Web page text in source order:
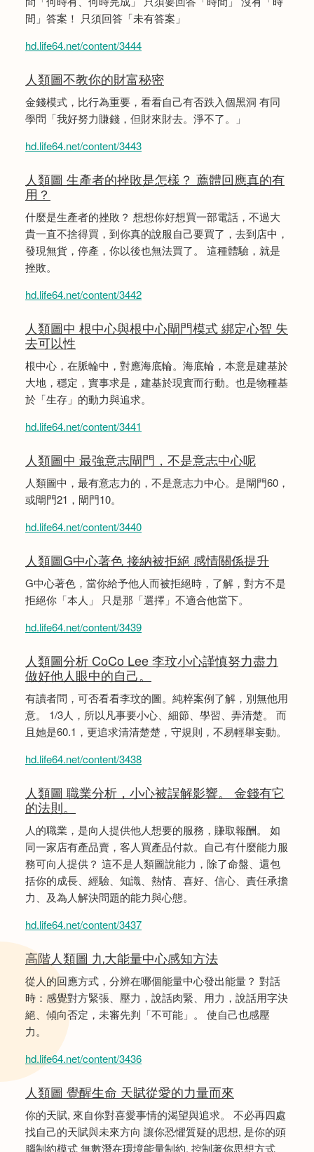
間」答案！ 只須回答「未有答案」
hd.life64.net/content/3444
人類圖不教你的財富秘密
金錢模式，比行為重要，看看自己有否跌入個黑洞 有同
學問「我好努力賺錢，但財來財去。淨不了。」
hd.life64.net/content/3443
人類圖 生產者的挫敗是怎樣？ 薦體回應真的有
用？
什麼是生產者的挫敗？ 想想你好想買一部電話，不過大
貴一直不捨得買，到你真的說服自己要買了，去到店中，
發現無貨，停產，你以後也無法買了。 這種體驗，就是
挫敗。
hd.life64.net/content/3442
人類圖中 根中心與根中心閘門模式 綁定心智 失
去可以性
根中心，在脈輪中，對應海底輪。海底輪，本意是建基於
大地，穩定，實事求是，建基於現實而行動。也是物種基
於「生存」的動力與追求。
hd.life64.net/content/3441
人類圖中 最強意志閘門，不是意志中心呢
人類圖中，最有意志力的，不是意志力中心。是閘門60，
或閘門21，閘門10。
hd.life64.net/content/3440
人類圖G中心著色 接納被拒絕 感情關係提升
G中心著色，當你給予他人而被拒絕時，了解，對方不是
拒絕你「本人」 只是那「選擇」不適合他當下。
hd.life64.net/content/3439
人類圖分析 CoCo Lee 李玟小心謹慎努力盡力
做好他人眼中的自己。
有讀者問，可否看看李玟的圖。純粹案例了解，別無他用
意。 1/3人，所以凡事要小心、細節、學習、弄清楚。 而
且她是60.1，更追求清清楚楚，守規則，不易輕舉妄動。
hd.life64.net/content/3438
人類圖 職業分析，小心被誤解影響。 金錢有它
的法則。
人的職業，是向人提供他人想要的服務，賺取報酬。 如
同一家店有產品賣，客人買產品付款。自己有什麼能力服
務可向人提供？ 這不是人類圖說能力，除了命盤、還包
括你的成長、經驗、知識、熱情、喜好、信心、責任承擔
力、及為人解決問題的能力與心態。
hd.life64.net/content/3437
高階人類圖 九大能量中心感知方法
從人的回應方式，分辨在哪個能量中心發出能量？ 對話
時：感覺對方緊張、壓力，說話肉緊、用力，說話用字決
絕、傾向否定，未審先判「不可能」。 使自己也感壓
力。
hd.life64.net/content/3436
人類圖 覺醒生命 天賦從愛的力量而來
你的天賦, 來自你對喜愛事情的渴望與追求。 不必再四處
找自己的天賦與未來方向 讓你恐懼質疑的思想, 是你的頭
腦制約模式 無數潛在環境能量制約, 控制著你思想方式